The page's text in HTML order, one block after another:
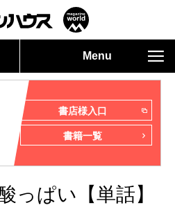
Menu
書店様入口
書籍一覧
っぱい【単話】